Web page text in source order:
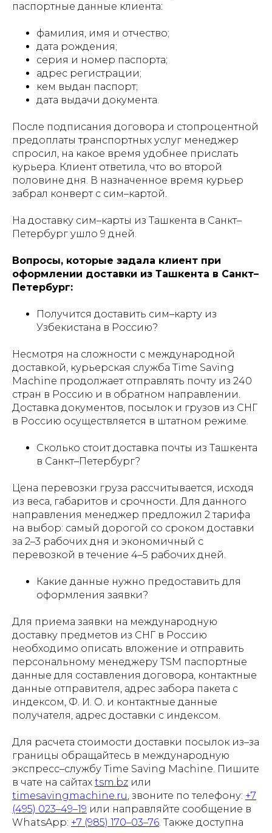
паспортные данные клиента:
фамилия, имя и отчество;
дата рождения;
серия и номер паспорта;
адрес регистрации;
кем выдан паспорт;
дата выдачи документа.
После подписания договора и стопроцентной
предоплаты транспортных услуг менеджер
спросил, на какое время удобнее прислать
курьера. Клиент ответила, что во второй
половине дня. В назначенное время курьер
забрал конверт с сим–картой.
На доставку сим–карты из Ташкента в Санкт–
Петербург ушло 9 дней.
Вопросы, которые задала клиент при
оформлении доставки из Ташкента в Санкт–
Петербург:
Получится доставить сим–карту из
Узбекистана в Россию?
Несмотря на сложности с международной
доставкой, курьерская служба Time Saving
Machine продолжает отправлять почту из 240
стран в Россию и в обратном направлении.
Доставка документов, посылок и грузов из СНГ
в Россию осуществляется в штатном режиме.
Сколько стоит доставка почты из Ташкента
в Санкт–Петербург?
Цена перевозки груза рассчитывается, исходя
из веса, габаритов и срочности. Для данного
направления менеджер предложил 2 тарифа
на выбор: самый дорогой со сроком доставки
за 2–3 рабочих дня и экономичный с
перевозкой в течение 4–5 рабочих дней.
Какие данные нужно предоставить для
оформления заявки?
Для приема заявки на международную
доставку предметов из СНГ в Россию
необходимо описать вложение и отправить
персональному менеджеру TSM паспортные
данные для составления договора, контактные
данные отправителя, адрес забора пакета с
индексом, Ф. И. О. и контактные данные
получателя, адрес доставки с индексом.
Для расчета стоимости доставки посылок из–за
границы обращайтесь в международную
экспресс–службу Time Saving Machine. Пишите
в чате на сайтах tsm.bz или
timesavingmachine.ru, звоните по телефону: +7
(495) 023–49–19 или направляйте сообщение в
WhatsApp: +7 (985) 170–03–76. Также доступна